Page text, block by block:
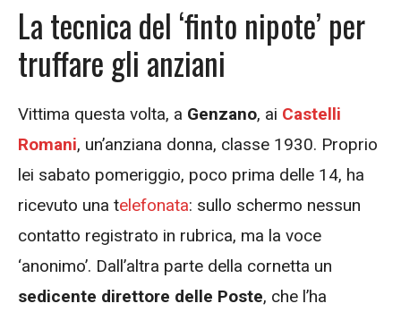
La tecnica del ‘finto nipote’ per
truffare gli anziani
Vittima questa volta, a Genzano, ai Castelli
Romani, un’anziana donna, classe 1930. Proprio
lei sabato pomeriggio, poco prima delle 14, ha
ricevuto una telefonata: sullo schermo nessun
contatto registrato in rubrica, ma la voce
‘anonimo’. Dall’altra parte della cornetta un
sedicente direttore delle Poste, che l’ha